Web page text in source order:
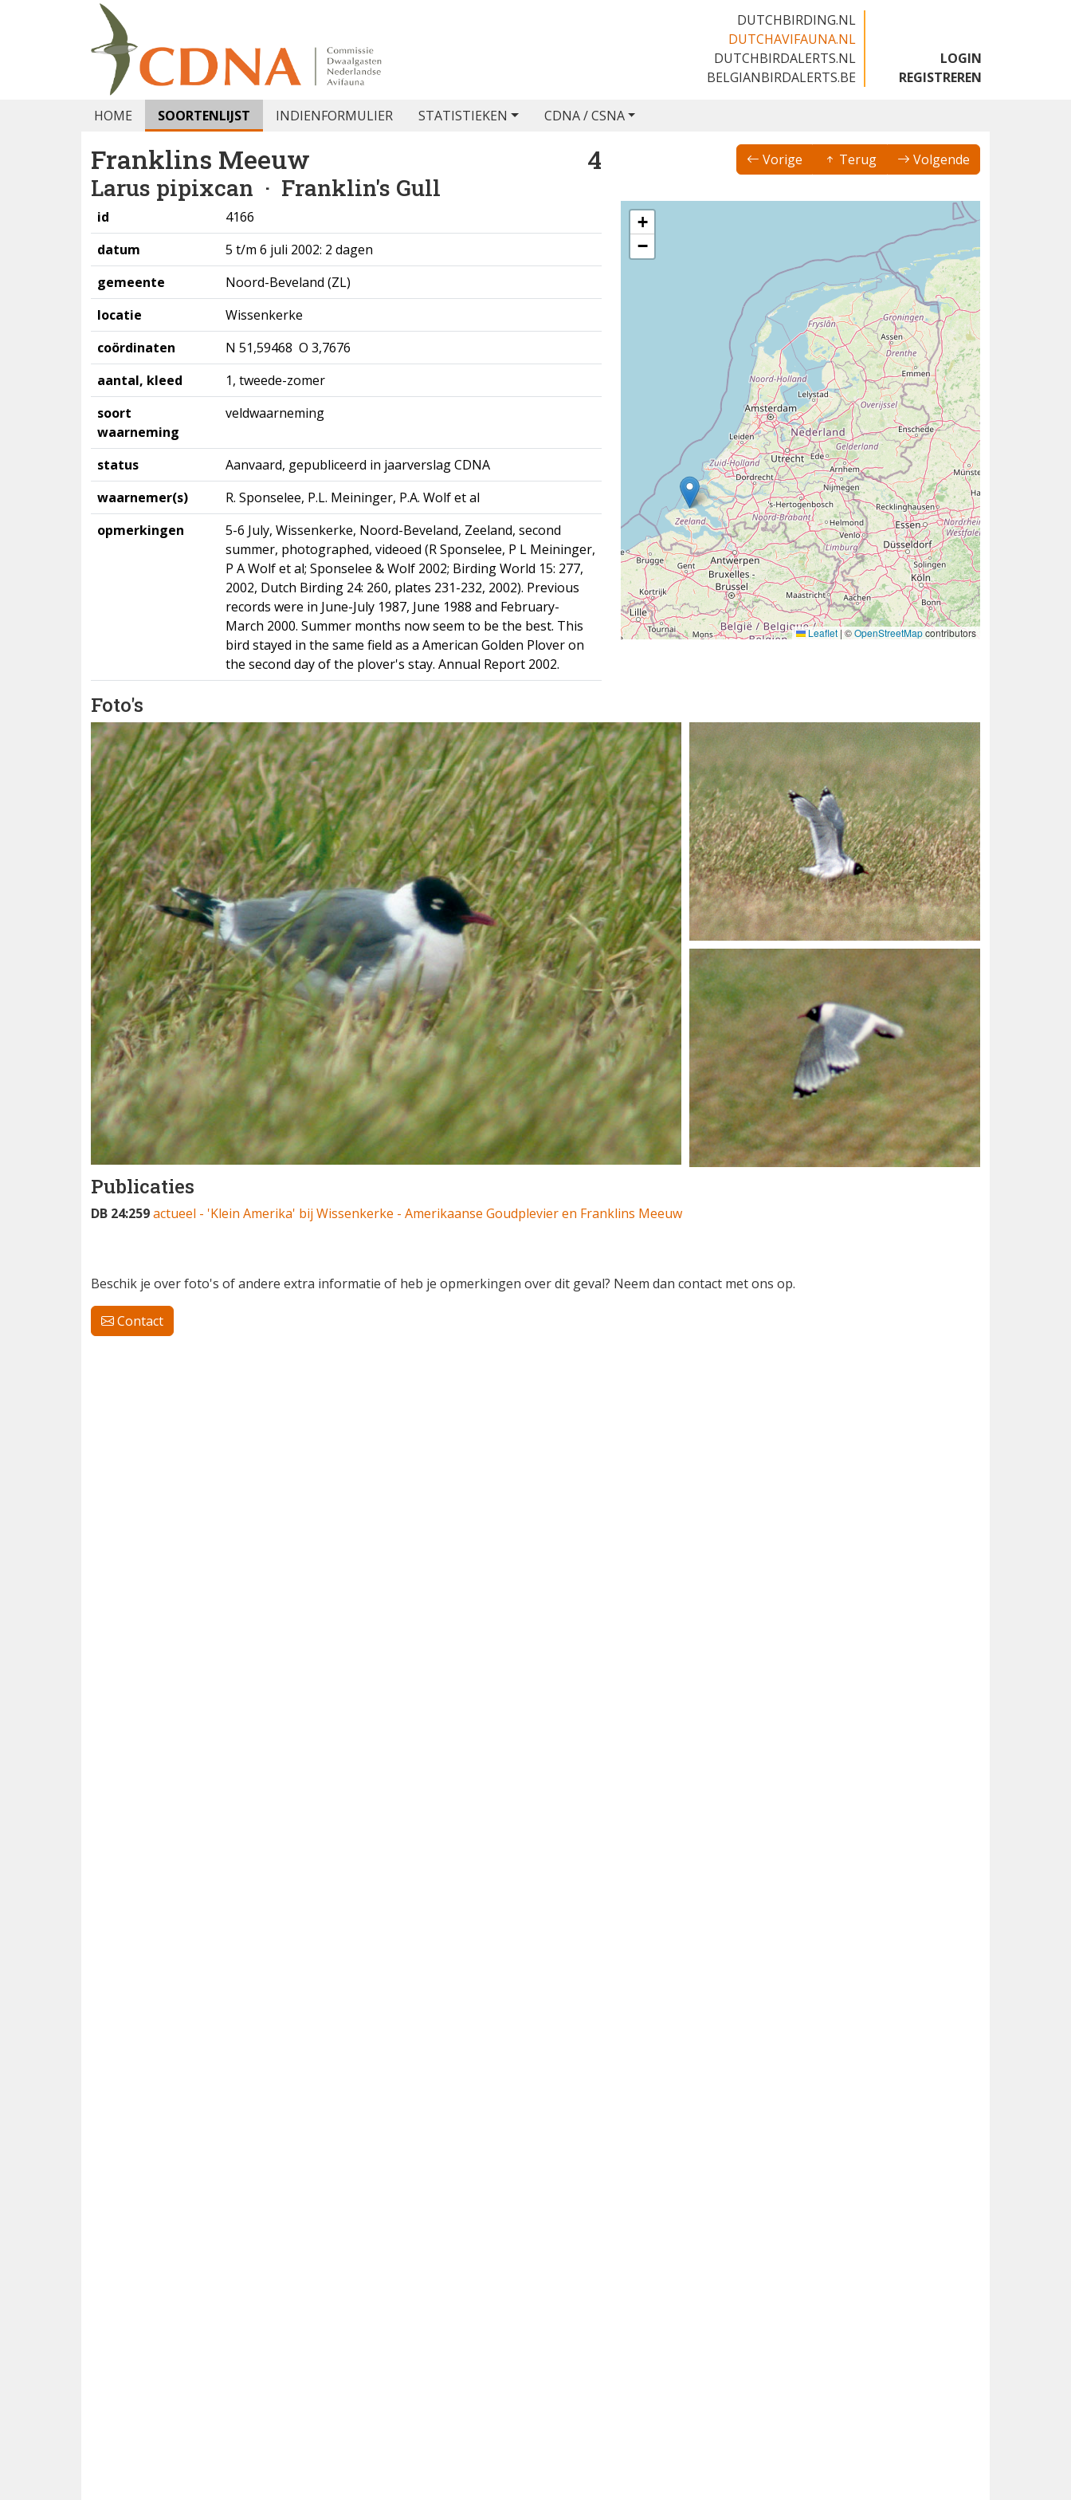
DUTCHBIRDING.NL
DUTCHAVIFAUNA.NL
DUTCHBIRDALERTS.NL
BELGIANBIRDALERTS.BE
LOGIN
REGISTREREN
HOME SOORTENLIJST INDIENFORMULIER STATISTIEKEN CDNA / CSNA
Franklins Meeuw 4
Larus pipixcan · Franklin's Gull
Vorige Terug Volgende
id
4166
datum
5 t/m 6 juli 2002: 2 dagen
gemeente
Noord-Beveland (ZL)
locatie
Wissenkerke
coördinaten
N 51,59468 O 3,7676
aantal, kleed
1, tweede-zomer
soort
waarneming
veldwaarneming
status
Aanvaard, gepubliceerd in jaarverslag CDNA
waarnemer(s)
R. Sponselee, P.L. Meininger, P.A. Wolf et al
opmerkingen
5-6 July, Wissenkerke, Noord-Beveland, Zeeland, second
summer, photographed, videoed (R Sponselee, P L Meininger,
P A Wolf et al; Sponselee & Wolf 2002; Birding World 15: 277,
2002, Dutch Birding 24: 260, plates 231-232, 2002). Previous
records were in June-July 1987, June 1988 and February-
March 2000. Summer months now seem to be the best. This
bird stayed in the same field as a American Golden Plover on
the second day of the plover's stay. Annual Report 2002.
+
−
Leaflet |©OpenStreetMapcontributors
Foto's
Publicaties
DB 24:259actueel - 'Klein Amerika' bij Wissenkerke - Amerikaanse Goudplevier en Franklins Meeuw
Beschik je over foto's of andere extra informatie of heb je opmerkingen over dit geval? Neem dan contact met ons op.
Contact